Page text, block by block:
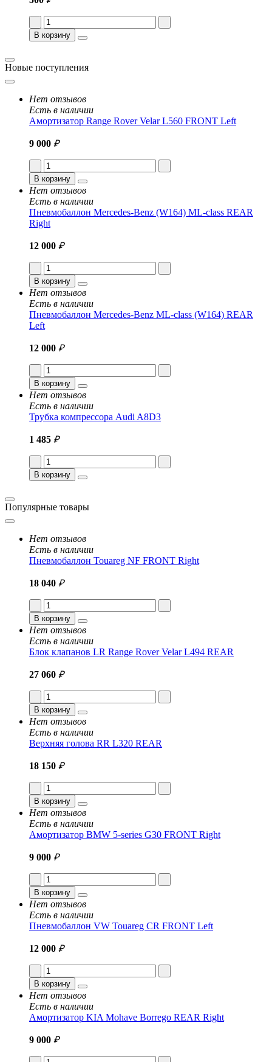
В корзину
Новые поступления
Нет отзывов
Есть в наличии
Амортизатор Range Rover Velar L560 FRONT Left
9 000 ₽
В корзину
Нет отзывов
Есть в наличии
Пневмобаллон Mercedes-Benz (W164) ML-class REAR
Right
12 000 ₽
В корзину
Нет отзывов
Есть в наличии
Пневмобаллон Mercedes-Benz ML-class (W164) REAR
Left
12 000 ₽
В корзину
Нет отзывов
Есть в наличии
Трубка компрессора Audi A8D3
1 485 ₽
В корзину
Популярные товары
Нет отзывов
Есть в наличии
Пневмобаллон Touareg NF FRONT Right
18 040 ₽
В корзину
Нет отзывов
Есть в наличии
Блок клапанов LR Range Rover Velar L494 REAR
27 060 ₽
В корзину
Нет отзывов
Есть в наличии
Верхняя голова RR L320 REAR
18 150 ₽
В корзину
Нет отзывов
Есть в наличии
Амортизатор BMW 5-series G30 FRONT Right
9 000 ₽
В корзину
Нет отзывов
Есть в наличии
Пневмобаллон VW Touareg CR FRONT Left
12 000 ₽
В корзину
Нет отзывов
Есть в наличии
Амортизатор KIA Mohave Borrego REAR Right
9 000 ₽